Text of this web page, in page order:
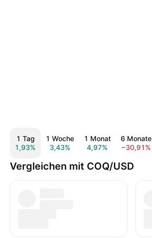
1 Tag
1,93%
1 Woche
3,43%
1 Monat
4,97%
6 Monate
−30,91%
Vergleichen mit COQ/USD